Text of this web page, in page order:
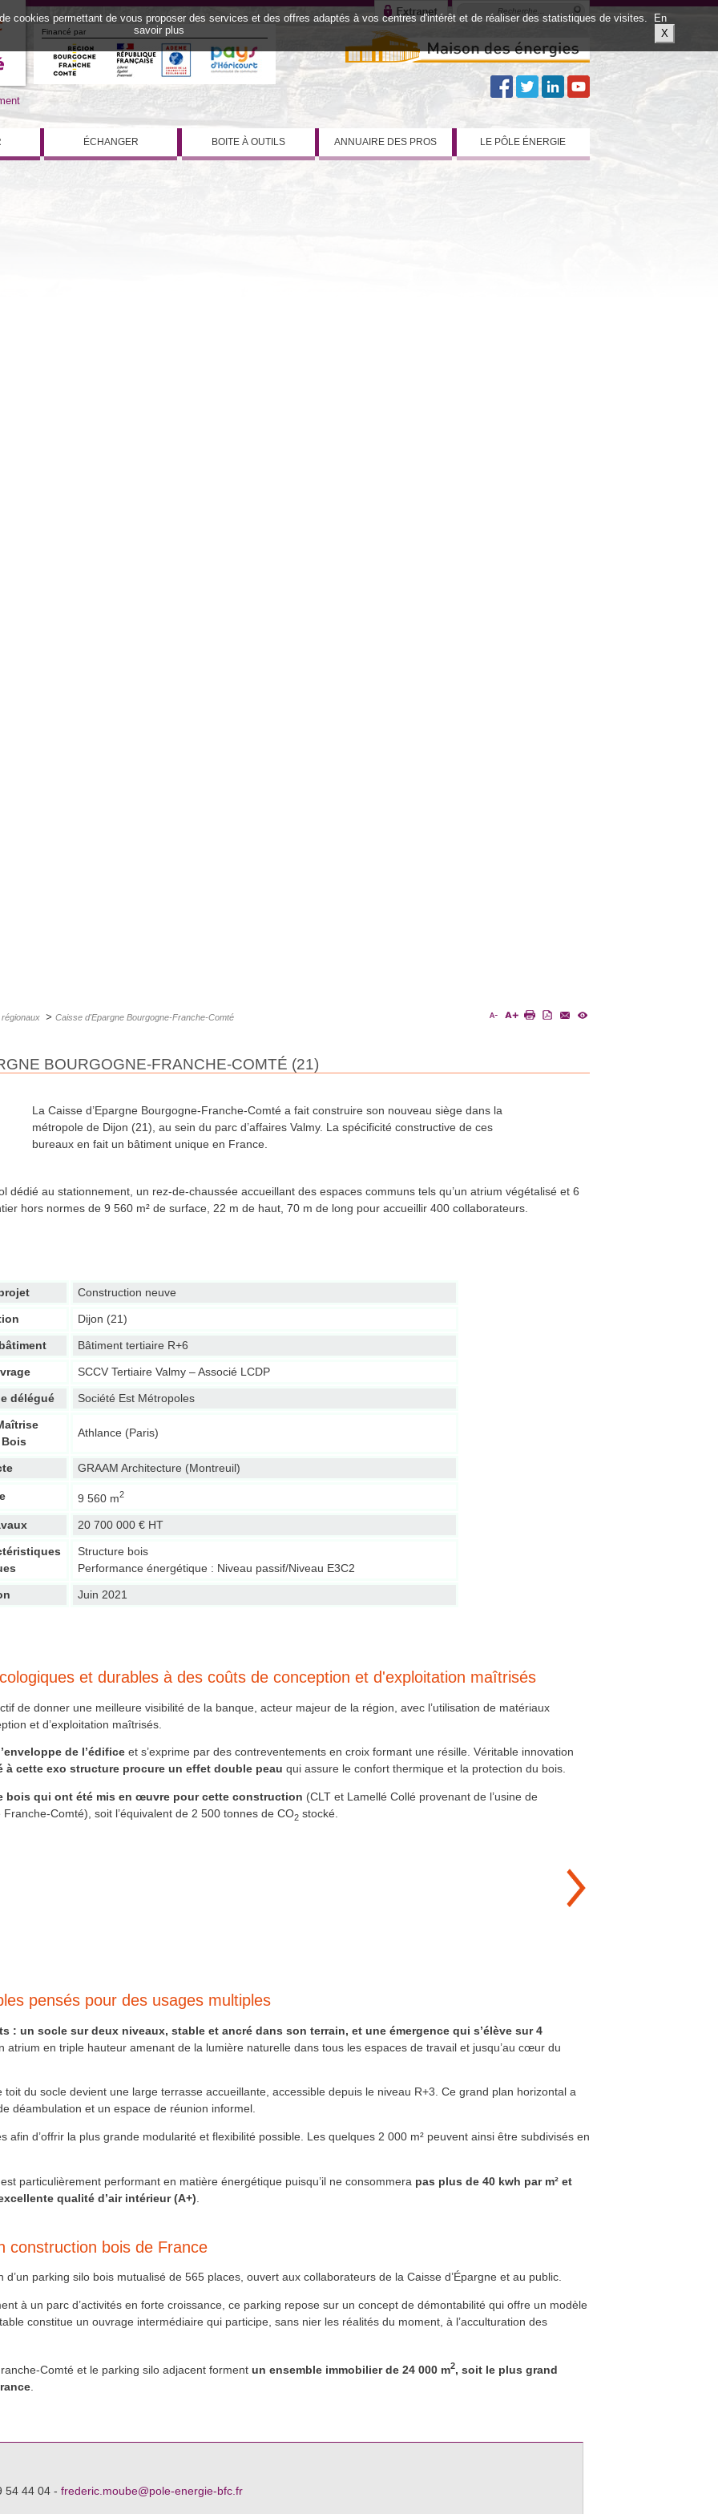
Financé par
ÉCHANGER BOITE À OUTILS ANNUAIRE DES PROS LE PÔLE ÉNERGIE
> Caisse d'Epargne Bourgogne-Franche-Comté
BOURGOGNE-FRANCHE-COMTÉ (21)
La Caisse d’Epargne Bourgogne-Franche-Comté a fait construire son nouveau siège dans la
métropole de Dijon (21), au sein du parc d’affaires Valmy. La spécificité constructive de ces
bureaux en fait un bâtiment unique en France.
dédié au stationnement, un rez-de-chaussée accueillant des espaces communs tels qu’un atrium végétalisé et 6
hors normes de 9 560 m² de surface, 22 m de haut, 70 m de long pour accueillir 400 collaborateurs.
Construction neuve
Dijon (21)
Bâtiment tertiaire R+6
SCCV Tertiaire Valmy – Associé LCDP
délégué Société Est Métropoles
Bois
Athlance (Paris)
GRAAM Architecture (Montreuil)
9 560 m2
20 700 000 € HT
Structure bois
Performance énergétique : Niveau passif/Niveau E3C2
Juin 2021
et durables à des coûts de conception et d'exploitation maîtrisés
de donner une meilleure visibilité de la banque, acteur majeur de la région, avec l’utilisation de matériaux
et d’exploitation maîtrisés.
de l’édifice et s’exprime par des contreventements en croix formant une résille. Véritable innovation
à cette exo structure procure un effet double peau qui assure le confort thermique et la protection du bois.
bois qui ont été mis en œuvre pour cette construction (CLT et Lamellé Collé provenant de l’usine de
Comté), soit l’équivalent de 2 500 tonnes de CO2 stocké.
pensés pour des usages multiples
: un socle sur deux niveaux, stable et ancré dans son terrain, et une émergence qui s’élève sur 4
atrium en triple hauteur amenant de la lumière naturelle dans tous les espaces de travail et jusqu’au cœur du
du socle devient une large terrasse accueillante, accessible depuis le niveau R+3. Ce grand plan horizontal a
déambulation et un espace de réunion informel.
afin d’offrir la plus grande modularité et flexibilité possible. Les quelques 2 000 m² peuvent ainsi être subdivisés en
particulièrement performant en matière énergétique puisqu’il ne consommera pas plus de 40 kwh par m² et
qualité d’air intérieur (A+)
construction bois de France
d’un parking silo bois mutualisé de 565 places, ouvert aux collaborateurs de la Caisse d’Épargne et au public.
à un parc d’activités en forte croissance, ce parking repose sur un concept de démontabilité qui offre un modèle
constitue un ouvrage intermédiaire qui participe, sans nier les réalités du moment, à l’acculturation des
Comté et le parking silo adjacent forment un ensemble immobilier de 24 000 m2, soit le plus grand
54 44 04 -frederic.moube@pole-energie-bfc.fr
cookies permettant de vous proposer des services et des offres adaptés à vos centres d'intérêt et de réaliser des statistiques de visites.
En
savoir plus
X